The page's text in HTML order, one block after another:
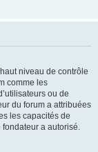
niveau de contrôle
comme les
ou de
du forum a attribuées
les capacités de
fondateur a autorisé.